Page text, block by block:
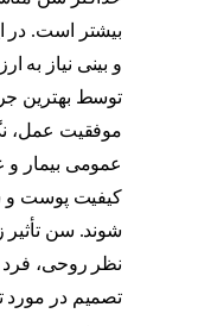
بیشتر است. در
و بینی نیاز به
توسط بهترین
موفقیت عمل،
عمومی بیمار و
کیفیت پوست و
شوند. سن تأثیر
نظر روحی، فرد
تصمیم در مورد